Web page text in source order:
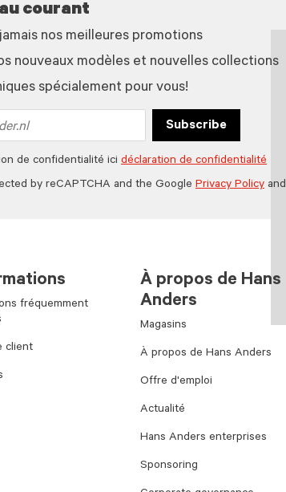
courant
nos meilleures promotions
nouveaux modèles et nouvelles collections
spécialement pour vous!
Subscribe
de confidentialité ici déclaration de confidentialité
by reCAPTCHA and the Google Privacy Policy and
fréquemment
client
À propos de Hans
Anders
Magasins
À propos de Hans Anders
Offre d'emploi
Actualité
Hans Anders enterprises
Sponsoring